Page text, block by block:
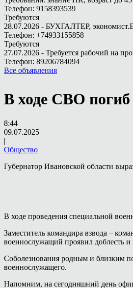
Телефон: 9158393539
Требуются
28.07.2026 - БУХГАЛТЕР,
Телефон: +74933155858
Требуются
27.07.2026 - Требуется рабочий на
Телефон: 89206784094
Все объявления
В ходе СВО
8:44
09.07.2025
|
Общество
Губернатор Ивановской области
В ходе проведения специальной
Заместитель командира взвода –
военнослужащий проявил доблесть и
Соболезнования родным и близким
военнослужащего.
Напомним, на сегодняшний день